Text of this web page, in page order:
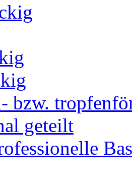
bzw.
geteilt